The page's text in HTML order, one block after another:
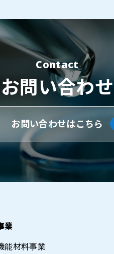
Contact
お問い合わせ
お問い合わせはこちら
業
能材料事業